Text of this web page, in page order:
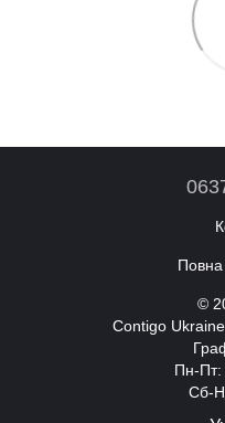
Повна
©
Contigo Ukraine
Пн-Пт:
Сб-